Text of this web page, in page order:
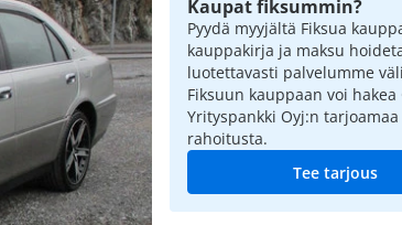
Kaupat fiksummin?
Pyydä myyjältä Fiksua
kauppakirja ja maksu
luotettavasti palvelumme
Fiksuun kauppaan voi hakea
Yrityspankki Oyj:n tarjoamaa
rahoitusta.
Tee tarjous